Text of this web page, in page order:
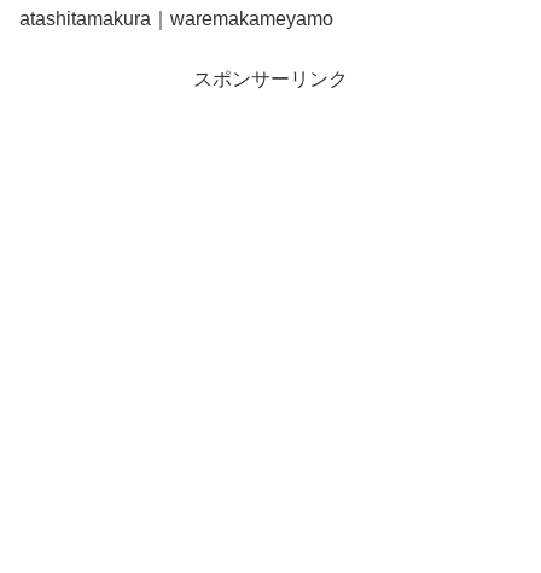
atashitamakura｜waremakameyamo
スポンサーリンク